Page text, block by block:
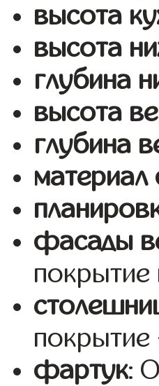
высота
высота
глубина
высота
глубина
фасады
покрытие
фартук: